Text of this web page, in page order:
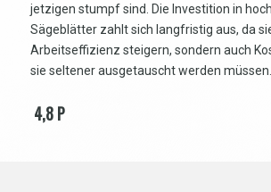
jetzigen stumpf sind. Die Investition in
Sägeblätter zahlt sich langfristig aus, da
Arbeitseffizienz steigern, sondern auch
sie seltener ausgetauscht werden müssen.
4,8 P